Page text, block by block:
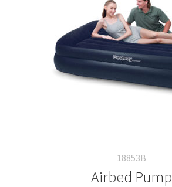
18853B
Airbed Pump